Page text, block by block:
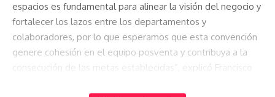
espacios es fundamental para alinear la visión del negocio y
fortalecer los lazos entre los departamentos y
colaboradores, por lo que esperamos que esta convención
genere cohesión en el equipo posventa y contribuya a la
consecución de las metas establecidas”, explicó Francisco